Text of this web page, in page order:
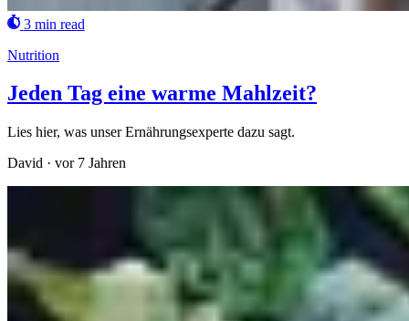
3 min read
Nutrition
Jeden Tag eine warme Mahlzeit?
Lies hier, was unser Ernährungsexperte dazu sagt.
David · vor 7 Jahren